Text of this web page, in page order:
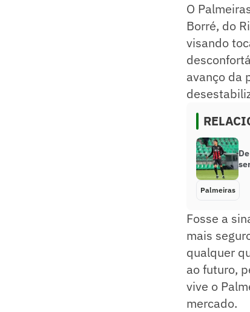
O
Borré, do
visando
avanço da
Palmeiras
Fosse a
mais
qualquer
ao futuro,
vive o
mercado.